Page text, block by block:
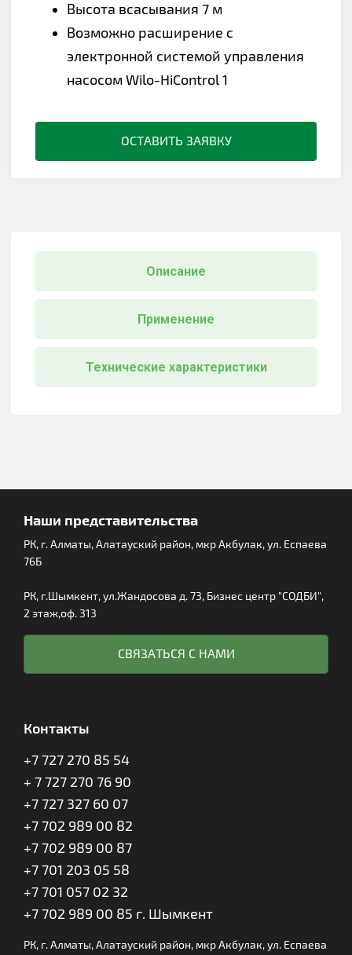
Высота всасывания 7 м
Возможно расширение с
электронной системой управления
насосом Wilo-HiControl 1
ОСТАВИТЬ ЗАЯВКУ
Описание
Применение
Технические характеристики
Контакты
+7 727 270 85 54
+ 7 727 270 76 90
+7 727 327 60 07
+7 702 989 00 82
+7 702 989 00 87
+7 701 203 05 58
+7 701 057 02 32
+7 702 989 00 85 г. Шымкент
РК, г. Алматы, Алатауский район, мкр Акбулак, ул. Еспаева
Наши представительства
РК, г. Алматы, Алатауский район, мкр Акбулак, ул. Еспаева
76Б
РК, г.Шымкент, ул.Жандосова д. 73, Бизнес центр "СОДБИ",
2 этаж,оф. 313
СВЯЗАТЬСЯ С НАМИ